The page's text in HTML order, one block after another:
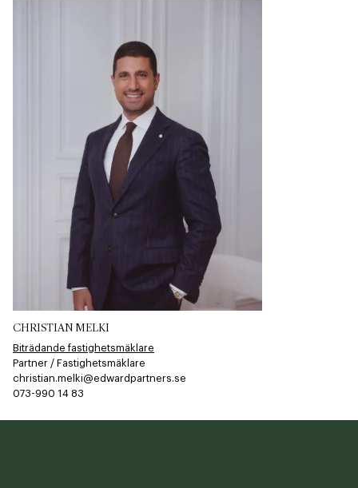
CHRISTIAN MELKI
Biträdande fastighetsmäklare
Partner / Fastighetsmäklare
christian.melki@edwardpartners.se
073-990 14 83